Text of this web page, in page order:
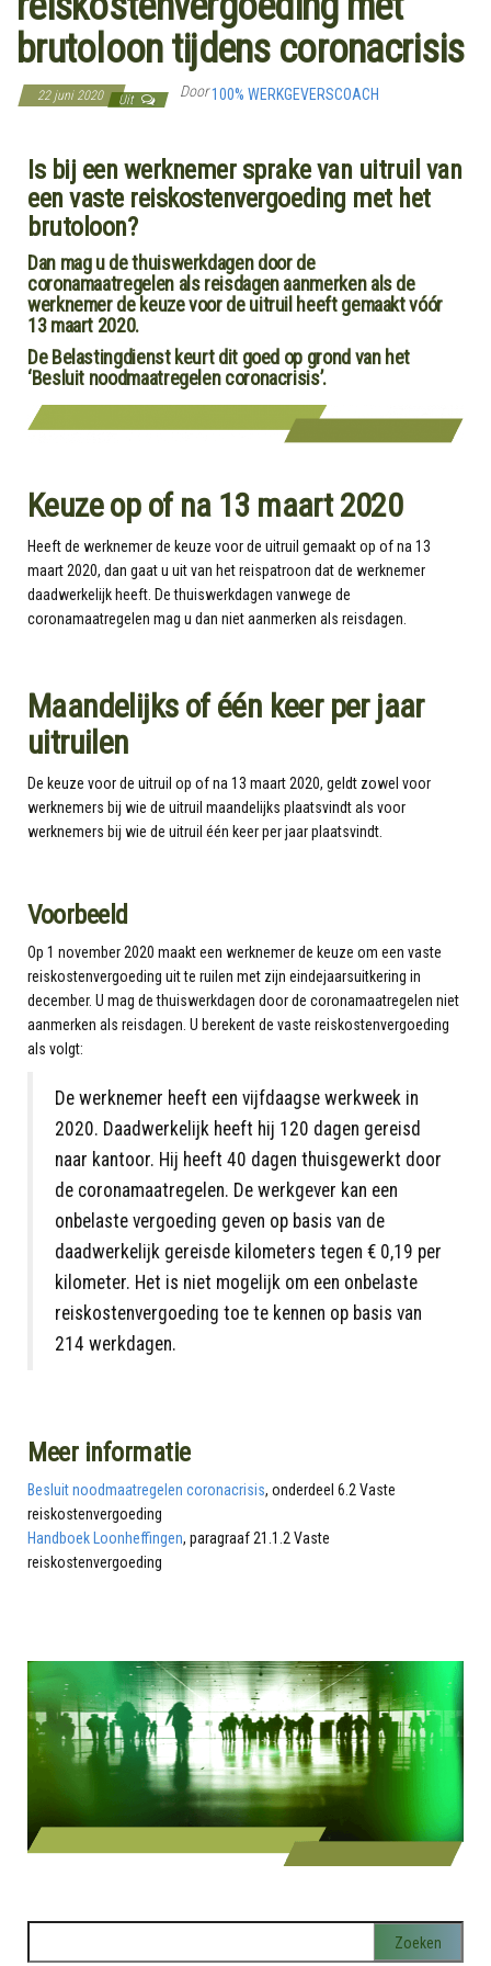
brutoloon tijdens coronacrisis
22 juni 2020 Uit Door100% WERKGEVERSCOACH
Is bij een werknemer sprake van uitruil van
een vaste reiskostenvergoeding met het
brutoloon?
Dan mag u de thuiswerkdagen door de
coronamaatregelen als reisdagen aanmerken als de
werknemer de keuze voor de uitruil heeft gemaakt vóór
13 maart 2020.
De Belastingdienst keurt dit goed op grond van het
‘Besluit noodmaatregelen coronacrisis’.
Keuze op of na 13 maart 2020
Heeft de werknemer de keuze voor de uitruil gemaakt op of na 13
maart 2020, dan gaat u uit van het reispatroon dat de werknemer
daadwerkelijk heeft. De thuiswerkdagen vanwege de
coronamaatregelen mag u dan niet aanmerken als reisdagen.
Maandelijks of één keer per jaar
uitruilen
De keuze voor de uitruil op of na 13 maart 2020, geldt zowel voor
werknemers bij wie de uitruil maandelijks plaatsvindt als voor
werknemers bij wie de uitruil één keer per jaar plaatsvindt.
Voorbeeld
Op 1 november 2020 maakt een werknemer de keuze om een vaste
reiskostenvergoeding uit te ruilen met zijn eindejaarsuitkering in
december. U mag de thuiswerkdagen door de coronamaatregelen niet
aanmerken als reisdagen. U berekent de vaste reiskostenvergoeding
als volgt:
De werknemer heeft een vijfdaagse werkweek in
2020. Daadwerkelijk heeft hij 120 dagen gereisd
naar kantoor. Hij heeft 40 dagen thuisgewerkt door
de coronamaatregelen. De werkgever kan een
onbelaste vergoeding geven op basis van de
daadwerkelijk gereisde kilometers tegen € 0,19 per
kilometer. Het is niet mogelijk om een onbelaste
reiskostenvergoeding toe te kennen op basis van
214 werkdagen.
Meer informatie
Besluit noodmaatregelen coronacrisis, onderdeel 6.2 Vaste
reiskostenvergoeding
Handboek Loonheffingen, paragraaf 21.1.2 Vaste
reiskostenvergoeding